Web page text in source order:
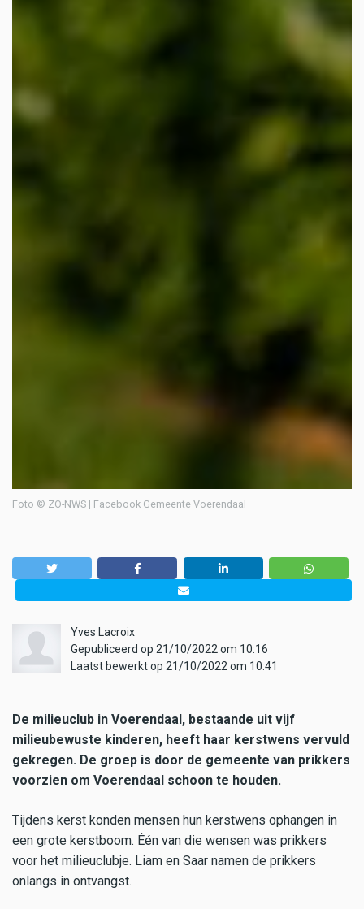
Foto © ZO-NWS | Facebook Gemeente Voerendaal
Yves Lacroix
Gepubliceerd op 21/10/2022 om 10:16
Laatst bewerkt op 21/10/2022 om 10:41
De milieuclub in Voerendaal, bestaande uit vijf
milieubewuste kinderen, heeft haar kerstwens vervuld
gekregen. De groep is door de gemeente van prikkers
voorzien om Voerendaal schoon te houden.
Tijdens kerst konden mensen hun kerstwens ophangen in
een grote kerstboom. Één van die wensen was prikkers
voor het milieuclubje. Liam en Saar namen de prikkers
onlangs in ontvangst.